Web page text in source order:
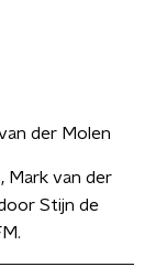
der Molen
Mark van der
Stijn de